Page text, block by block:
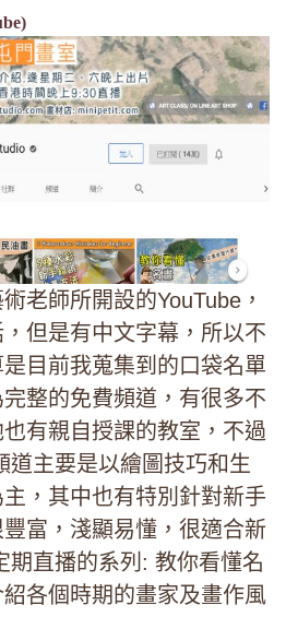
老師所開設的YouTube，
但是有中文字幕，所以不
目前我蒐集到的口袋名單
整的免費頻道，有很多不
有親自授課的教室，不過
道主要是以繪圖技巧和生
，其中也有特別針對新手
富，淺顯易懂，很適合新
期直播的系列: 教你看懂名
各個時期的畫家及畫作風